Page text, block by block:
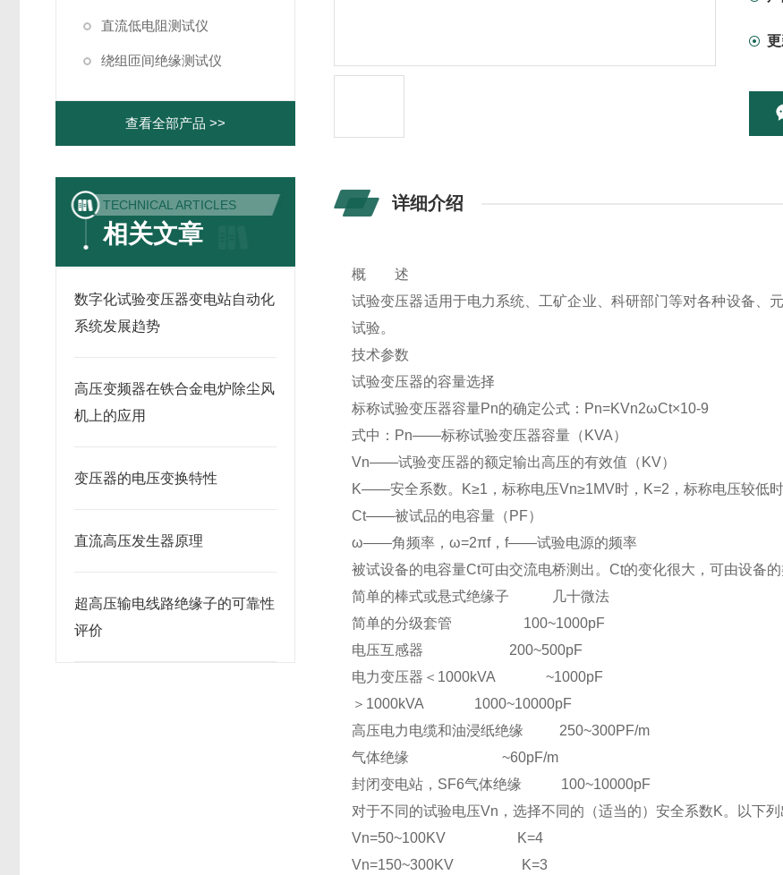
直流低电阻测试仪
绕组匝间绝缘测试仪
查看全部产品 >>
TECHNICAL ARTICLES
相关文章
数字化试验变压器变电站自动化
系统发展趋势
高压变频器在铁合金电炉除尘风
机上的应用
变压器的电压变换特性
直流高压发生器原理
超高压输电线路绝缘子的可靠性
评价
更
详细介绍
概 述
试验变压器适用于电力系统、工矿企业、科研部门等对各种设备、
试验。
技术参数
试验变压器的容量选择
标称试验变压器容量Pn的确定公式：Pn=KVn2ωCt×10-9
式中：Pn——标称试验变压器容量（KVA）
Vn——试验变压器的额定输出高压的有效值（KV）
K——安全系数。K≥1，标称电压Vn≥1MV时，K=2，标称电压较低时
Ct——被试品的电容量（PF）
ω——角频率，ω=2πf，f——试验电源的频率
被试设备的电容量Ct可由交流电桥测出。Ct的变化很大，可由设备
简单的棒式或悬式绝缘子 几十微法
简单的分级套管 100~1000pF
电压互感器 200~500pF
电力变压器＜1000kVA ~1000pF
＞1000kVA 1000~10000pF
高压电力电缆和油浸纸绝缘 250~300PF/m
气体绝缘 ~60pF/m
封闭变电站，SF6气体绝缘 100~10000pF
对于不同的试验电压Vn，选择不同的（适当的）安全系数K。以下
Vn=50~100KV K=4
Vn=150~300KV K=3